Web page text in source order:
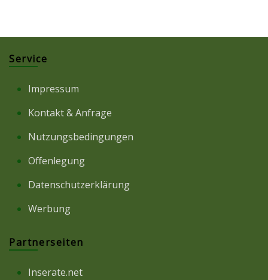
Service
Impressum
Kontakt & Anfrage
Nutzungsbedingungen
Offenlegung
Datenschutzerklärung
Werbung
Partnerseiten
Inserate.net